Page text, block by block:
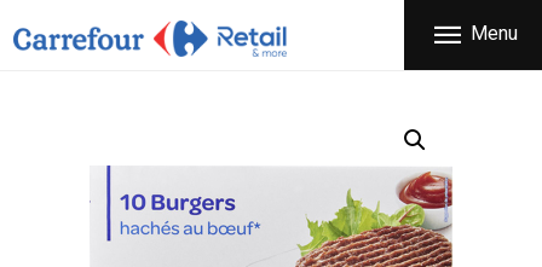
Menu
CARREFOUR
ΕΤΑΙΡΕΙΑ
ΠΡΟΪΟΝΤΑ
FRANCHISE
ΝΕΑ